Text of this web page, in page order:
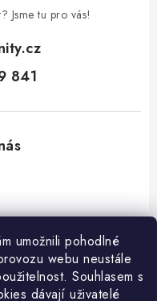
umožnili pohodlné
webu neustále
Souhlasem s
dávají uživatelé
Jsme tu pro vás!
841